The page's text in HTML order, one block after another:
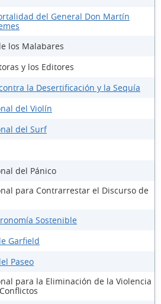
del General Don Martín
los Malabares
y los Editores
la Desertificación y la Sequía
del Violín
del Surf
del Pánico
para Contrarrestar el Discurso de
Sostenible
Garfield
Paseo
para la Eliminación de la Violencia